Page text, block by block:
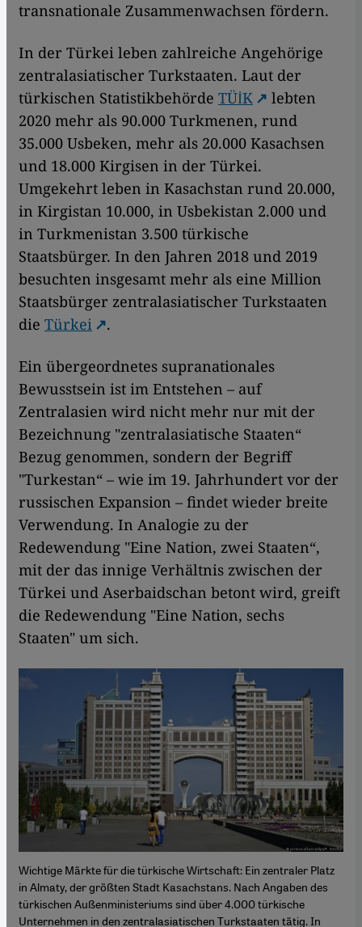
transnationale Zusammenwachsen fördern.
In der Türkei leben zahlreiche Angehörige
zentralasiatischer Turkstaaten. Laut der
türkischen Statistikbehörde TÜİK
lebten
2020 mehr als 90.000 Turkmenen, rund
35.000 Usbeken, mehr als 20.000 Kasachsen
und 18.000 Kirgisen in der Türkei.
Umgekehrt leben in Kasachstan rund 20.000,
in Kirgistan 10.000, in Usbekistan 2.000 und
in Turkmenistan 3.500 türkische
Staatsbürger. In den Jahren 2018 und 2019
besuchten insgesamt mehr als eine Million
Staatsbürger zentralasiatischer Turkstaaten
die Türkei .
Ein übergeordnetes supranationales
Bewusstsein ist im Entstehen – auf
Zentralasien wird nicht mehr nur mit der
Bezeichnung "zentralasiatische Staaten“
Bezug genommen, sondern der Begriff
"Turkestan“ – wie im 19. Jahrhundert vor der
russischen Expansion – findet wieder breite
Verwendung. In Analogie zu der
Redewendung "Eine Nation, zwei Staaten“,
mit der das innige Verhältnis zwischen der
Türkei und Aserbaidschan betont wird, greift
die Redewendung "Eine Nation, sechs
Staaten" um sich.
Wichtige Märkte für die türkische Wirtschaft: Ein zentraler Platz
in Almaty, der größten Stadt Kasachstans. Nach Angaben des
türkischen Außenministeriums sind über 4.000 türkische
Unternehmen in den zentralasiatischen Turkstaaten tätig. In